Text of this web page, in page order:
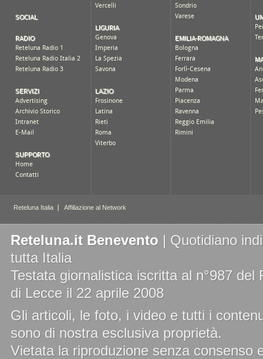
Reteluna.it Benevento | Quotidiano
tutta Italia
Testata giornalistica iscritta al n°987
di Lecce il 22 aprile 2008
Gli articoli, le foto, i video e tutti i
sono di nostra esclusiva proprietà.
Vietata la riproduzione senza consenso